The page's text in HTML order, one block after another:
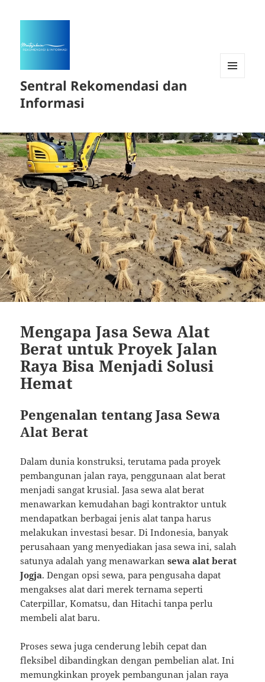
Sentral Rekomendasi dan
Informasi
Mengapa Jasa Sewa Alat
Berat untuk Proyek Jalan
Raya Bisa Menjadi Solusi
Hemat
Pengenalan tentang Jasa Sewa
Alat Berat
Dalam dunia konstruksi, terutama pada proyek
pembangunan jalan raya, penggunaan alat berat
menjadi sangat krusial. Jasa sewa alat berat
menawarkan kemudahan bagi kontraktor untuk
mendapatkan berbagai jenis alat tanpa harus
melakukan investasi besar. Di Indonesia, banyak
perusahaan yang menyediakan jasa sewa ini, salah
satunya adalah yang menawarkansewa alat berat
Jogja. Dengan opsi sewa, para pengusaha dapat
mengakses alat dari merek ternama seperti
Caterpillar, Komatsu, dan Hitachi tanpa perlu
membeli alat baru.
Proses sewa juga cenderung lebih cepat dan
fleksibel dibandingkan dengan pembelian alat. Ini
memungkinkan proyek pembangunan jalan raya